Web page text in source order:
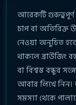
আরেকটি
চাপ বা অতিরিক্ত
নেওয়া অনুচিত
থাকলে ব্রাউজিং
বা বিশ্বস্ত বন্ধুর
আবার লিখে
সমস্যা থেকে